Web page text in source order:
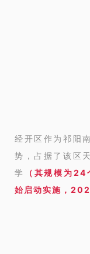
经开区作为祁阳
势，占据了该区
学
（其规模为
始启动实施，